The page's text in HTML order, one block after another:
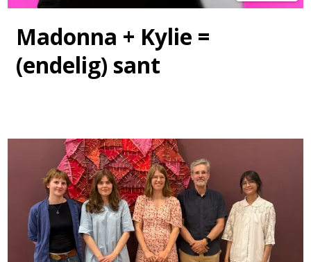
Madonna + Kylie =
(endelig) sant